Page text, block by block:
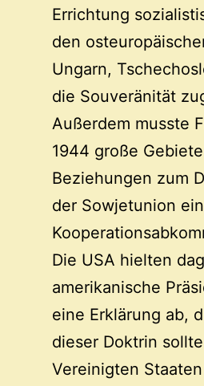
Errichtung
den
Ungarn,
die Souveränität
Außerdem musste
1944 große
Beziehungen zum
der Sowjetunion
Die USA hielten
amerikanische
eine Erklärung ab,
dieser Doktrin
Vereinigten